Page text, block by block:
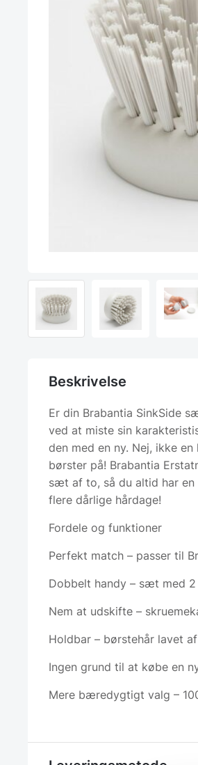
Beskrivelse
Er din Brabantia SinkSide
ved at miste sin
den med en ny. Nej, ikke
børster på! Brabantia
sæt af to, så du altid har en
flere dårlige hårdage!
Fordele og funktioner
Perfekt match – passer til
Dobbelt handy – sæt med 2
Nem at udskifte –
Holdbar – børstehår lavet
Ingen grund til at købe en
Mere bæredygtigt valg –